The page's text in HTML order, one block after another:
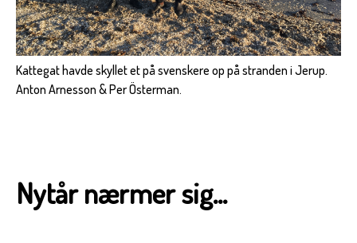
Kattegat havde skyllet et på svenskere op på stranden i Jerup.
Anton Arnesson & Per Österman.
Nytår nærmer sig...